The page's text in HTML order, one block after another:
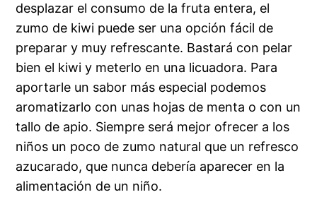
desplazar el consumo de la fruta entera, el
zumo de kiwi puede ser una opción fácil de
preparar y muy refrescante. Bastará con pelar
bien el kiwi y meterlo en una licuadora. Para
aportarle un sabor más especial podemos
aromatizarlo con unas hojas de menta o con un
tallo de apio. Siempre será mejor ofrecer a los
niños un poco de zumo natural que un refresco
azucarado, que nunca debería aparecer en la
alimentación de un niño.